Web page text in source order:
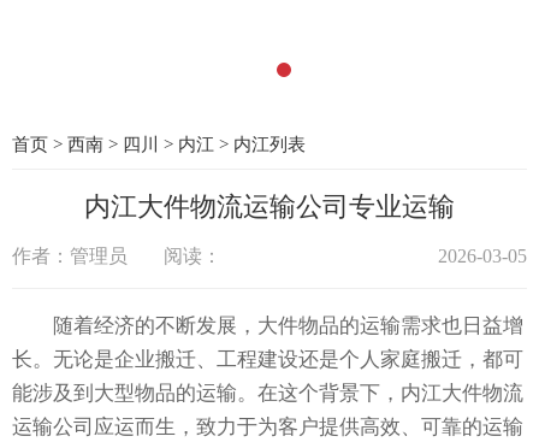
首页 > 西南 > 四川 > 内江 > 内江列表
内江大件物流运输公司专业运输
作者：管理员 阅读： 2026-03-05
随着经济的不断发展，大件物品的运输需求也日益增
长。无论是企业搬迁、工程建设还是个人家庭搬迁，都可
能涉及到大型物品的运输。在这个背景下，内江大件物流
运输公司应运而生，致力于为客户提供高效、可靠的运输